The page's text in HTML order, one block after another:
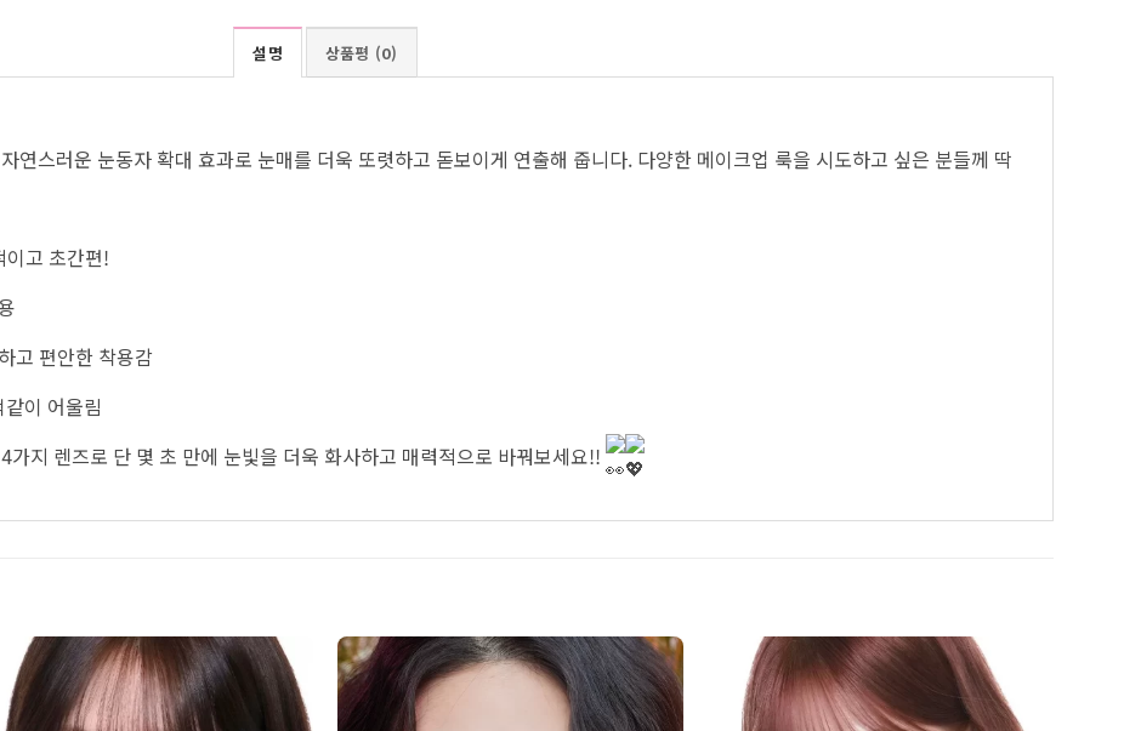
설명 상품평 (0)
연스러운 눈동자 확대 효과로 눈매를 더욱 또렷하고 돋보이게 연출해 줍니다. 다양한 메이크업 룩을 시도하고 싶은 분들께 딱
이고 초간편!
고 편안한 착용감
이 어울림
지 렌즈로 단 몇 초 만에 눈빛을 더욱 화사하고 매력적으로 바꿔보세요!!